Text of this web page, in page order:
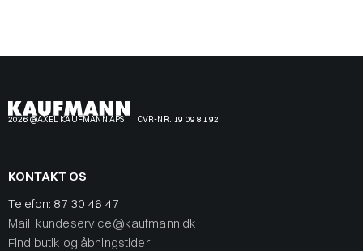
2026 @AXEL KAUFMANN APS CVR-NR. 19 09 81 92
KONTAKT OS
Telefon: 87 30 46 47
Mail: kundeservice@kaufmann.dk
Find butik og åbningstider